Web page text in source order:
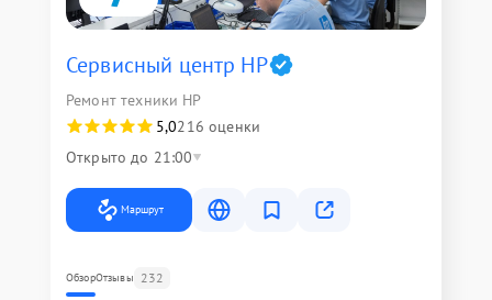
Сервисный центр HP
Ремонт техники HP
5,0216 оценки
Открыто до 21:00
Маршрут
ОбзорОтзывы 232